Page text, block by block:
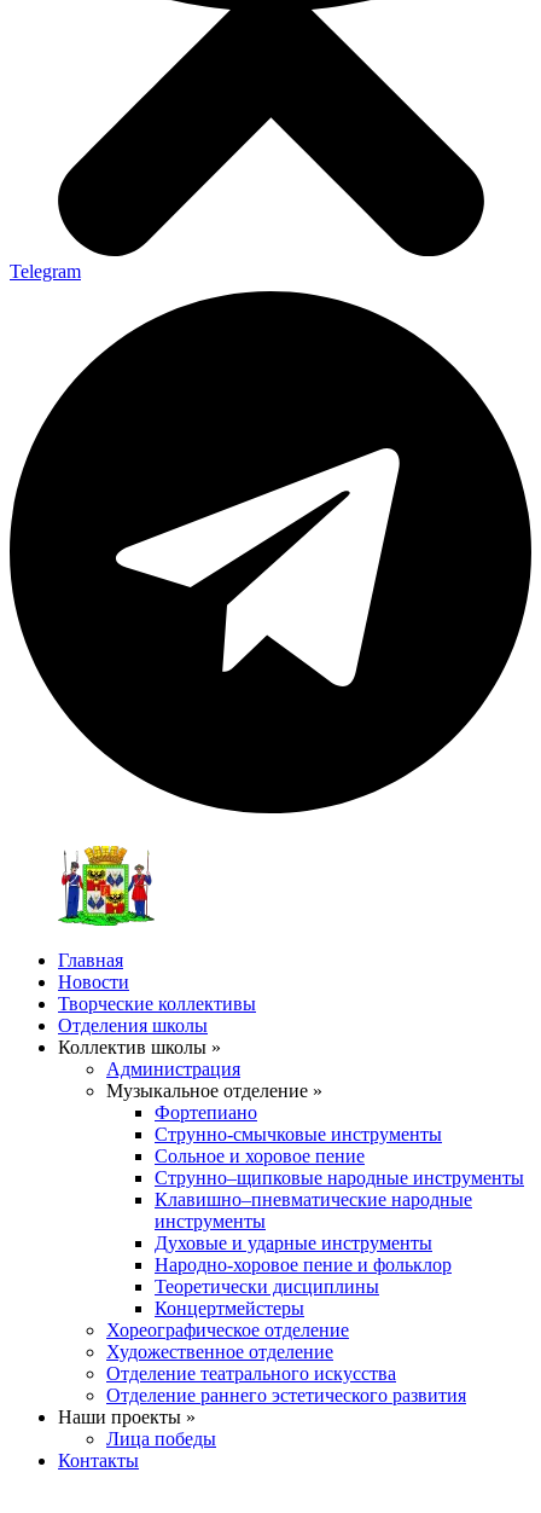
Telegram
Главная
Новости
Творческие коллективы
Отделения школы
Коллектив школы »
Администрация
Музыкальное отделение »
Фортепиано
Струнно-смычковые инструменты
Сольное и хоровое пение
Струнно–щипковые народные инструменты
Клавишно–пневматические народные
инструменты
Духовые и ударные инструменты
Народно-хоровое пение и фольклор
Теоретически дисциплины
Концертмейстеры
Хореографическое отделение
Художественное отделение
Отделение театрального искусства
Отделение раннего эстетического развития
Наши проекты »
Лица победы
Контакты